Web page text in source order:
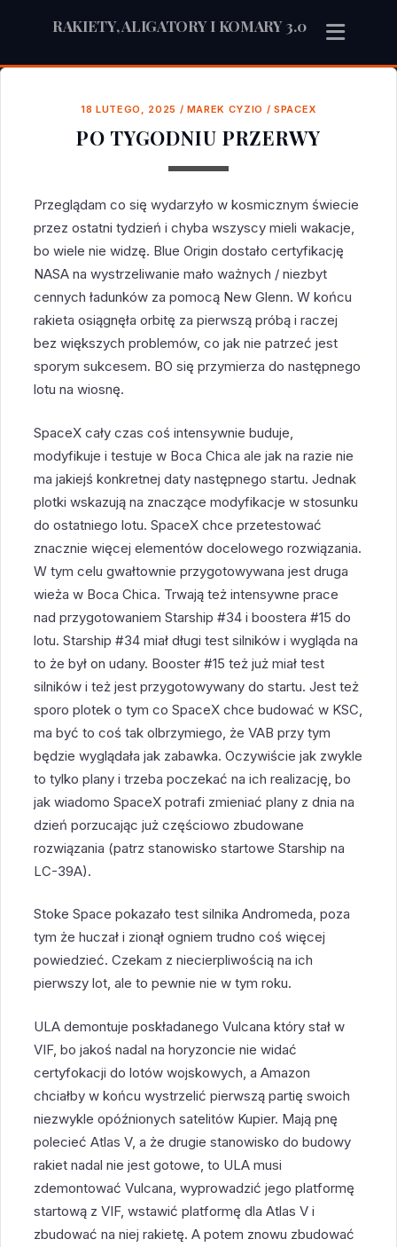
RAKIETY, ALIGATORY I KOMARY 3.0
18 LUTEGO, 2025 / MAREK CYZIO /SPACEX
PO TYGODNIU PRZERWY
Przeglądam co się wydarzyło w kosmicznym świecie
przez ostatni tydzień i chyba wszyscy mieli wakacje,
bo wiele nie widzę. Blue Origin dostało certyfikację
NASA na wystrzeliwanie mało ważnych / niezbyt
cennych ładunków za pomocą New Glenn. W końcu
rakieta osiągnęła orbitę za pierwszą próbą i raczej
bez większych problemów, co jak nie patrzeć jest
sporym sukcesem. BO się przymierza do następnego
lotu na wiosnę.
SpaceX cały czas coś intensywnie buduje,
modyfikuje i testuje w Boca Chica ale jak na razie nie
ma jakiejś konkretnej daty następnego startu. Jednak
plotki wskazują na znaczące modyfikacje w stosunku
do ostatniego lotu. SpaceX chce przetestować
znacznie więcej elementów docelowego rozwiązania.
W tym celu gwałtownie przygotowywana jest druga
wieża w Boca Chica. Trwają też intensywne prace
nad przygotowaniem Starship #34 i boostera #15 do
lotu. Starship #34 miał długi test silników i wygląda na
to że był on udany. Booster #15 też już miał test
silników i też jest przygotowywany do startu. Jest też
sporo plotek o tym co SpaceX chce budować w KSC,
ma być to coś tak olbrzymiego, że VAB przy tym
będzie wyglądała jak zabawka. Oczywiście jak zwykle
to tylko plany i trzeba poczekać na ich realizację, bo
jak wiadomo SpaceX potrafi zmieniać plany z dnia na
dzień porzucając już częściowo zbudowane
rozwiązania (patrz stanowisko startowe Starship na
LC-39A).
Stoke Space pokazało test silnika Andromeda, poza
tym że huczał i zionął ogniem trudno coś więcej
powiedzieć. Czekam z niecierpliwością na ich
pierwszy lot, ale to pewnie nie w tym roku.
ULA demontuje poskładanego Vulcana który stał w
VIF, bo jakoś nadal na horyzoncie nie widać
certyfokacji do lotów wojskowych, a Amazon
chciałby w końcu wystrzelić pierwszą partię swoich
niezwykle opóźnionych satelitów Kupier. Mają pnę
polecieć Atlas V, a że drugie stanowisko do budowy
rakiet nadal nie jest gotowe, to ULA musi
zdemontować Vulcana, wyprowadzić jego platformę
startową z VIF, wstawić platformę dla Atlas V i
zbudować na niej rakietę. A potem znowu zbudować